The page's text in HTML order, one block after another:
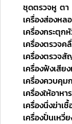
ชุดตรวจหู ต
เครื่องส่องหล
เครื่องกระตุก
เครื่องตรวจค
เครื่องตรวจ
เครื่องฟังเสีย
เครื่องควบคุม
เครื่องให้อาห
เครื่องนึ่งฆ่าเชื้
เครื่องปั่นเหวี่